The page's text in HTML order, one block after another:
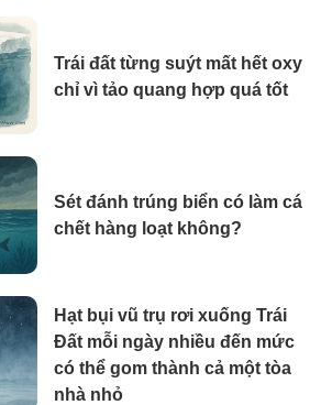
Trái đất từng suýt mất hết oxy
chỉ vì tảo quang hợp quá tốt
Sét đánh trúng biển có làm cá
chết hàng loạt không?
Hạt bụi vũ trụ rơi xuống Trái
Đất mỗi ngày nhiều đến mức
có thể gom thành cả một tòa
nhà nhỏ